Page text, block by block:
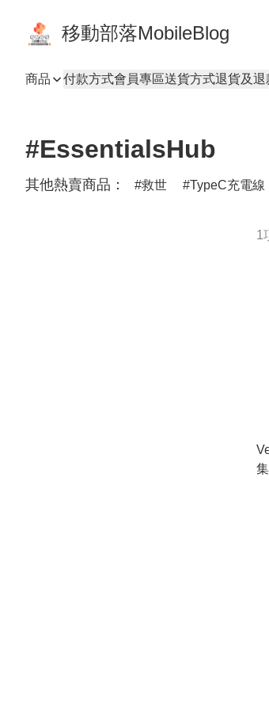
移動部落MobileBlog
商品 付款方式會員專區送貨方式退貨及退
#EssentialsHub
其他熱賣商品： 救世 TypeC充電線
1